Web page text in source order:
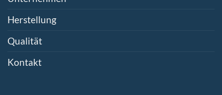
Herstellung
Qualität
Kontakt